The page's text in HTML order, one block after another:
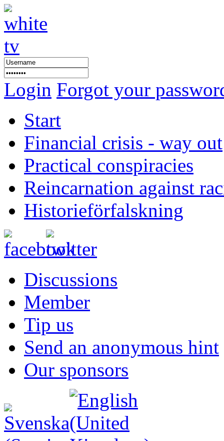
Login Forgot your
Start
Financial crisis - way out
Practical conspiracies
Reincarnation against
Historieförfalskning
Discussions
Member
Tip us
Send an anonymous hint
Our sponsors